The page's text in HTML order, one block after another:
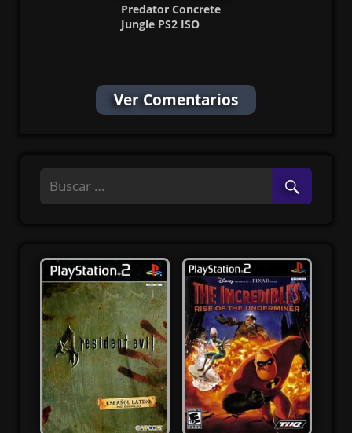
Predator Concrete
Jungle PS2 ISO
Ver Comentarios